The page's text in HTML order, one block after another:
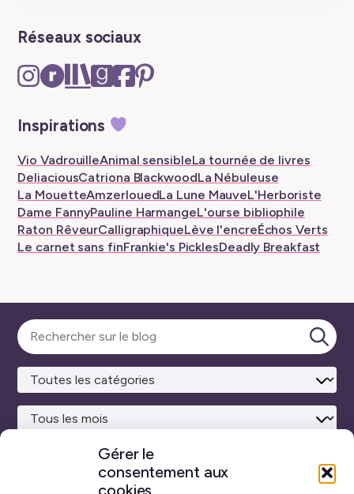
Gérer le
consentement aux
Réseaux sociaux
Instagram
–
tab
Ravelry
–
tab
The
Storygraph
New
tab
Goodreads
–
tab
Facebook
–
Pinterest
Inspirations
Vio VadrouilleAnimal sensibleLa tournée de livres
DeliaciousCatriona BlackwoodLa Nébuleuse
La MouetteAmzerlouedLa Lune MauveL'Herboriste
Dame FannyPauline HarmangeL'ourse bibliophile
Raton RêveurCalligraphiqueLève l'encreÉchos Verts
Le carnet sans finFrankie's PicklesDeadly Breakfast
Sélectionner une catégorie
réalisé avecWordPress ♥et beaucoup de café.